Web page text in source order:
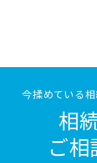
今揉めている
相
ご